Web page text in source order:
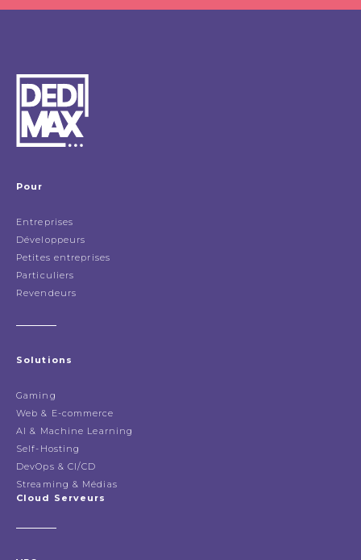
Pour
Entreprises
Développeurs
Petites entreprises
Particuliers
Revendeurs
Solutions
Gaming
Web & E-commerce
AI & Machine Learning
Self-Hosting
DevOps & CI/CD
Streaming & Médias
Cloud Serveurs